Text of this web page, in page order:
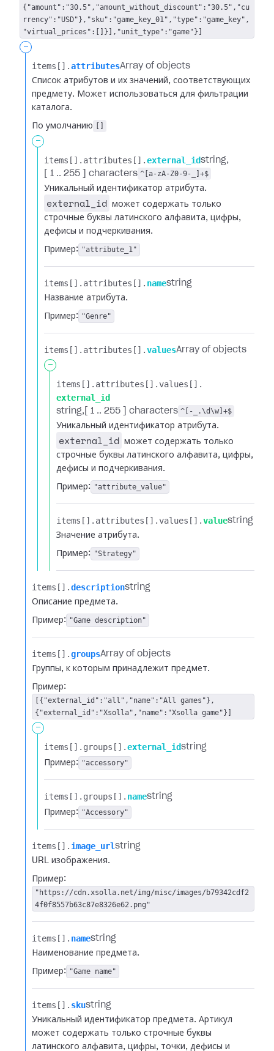
{"amount":"30.5","amount_without_discount":"30.5","cu
rrency":"USD"},"sku":"game_key_01","type":"game_key",
"virtual_prices":[]}],"unit_type":"game"}]
-
items[].​attributesArray of objects
Список атрибутов и их значений, соответствующих
предмету. Может использоваться для фильтрации
каталога.
По умолчанию
-
items[].​ attributes[].​external_idstring
[ 1 .. 255 ] characters ^[a-zA-Z0-9-_]+$
Уникальный идентификатор атрибута.
external_id может содержать только
строчные буквы латинского алфавита, цифры,
дефисы и подчеркивания.
Пример: "attribute_1"
items[].​ attributes[].​ namestring
Название атрибута.
Пример: "Genre"
items[].​ attributes[].​valuesArray of objects
-
items[].​ attributes[].​values[].​
external_id
string [ 1 .. 255 ] characters ^[-_.\d\w]+$
Уникальный идентификатор атрибута.
external_id может содержать только
строчные буквы латинского алфавита, цифры,
дефисы и подчеркивания.
Пример: "attribute_value"
items[].​ attributes[].​values[].​valuestring
Значение атрибута.
Пример: "Strategy"
items[].​descriptionstring
Описание предмета.
Пример: "Game description"
items[].​groupsArray of objects
Группы, к которым принадлежит предмет.
Пример:
[{"external_id":"all","name":"All games"},
{"external_id":"Xsolla","name":"Xsolla game"}]
-
items[].​ groups[].​external_idstring
Пример: "accessory"
items[].​ groups[].​ namestring
Пример: "Accessory"
items[].​ image_urlstring
URL изображения.
Пример:
"https://cdn.xsolla.net/img/misc/images/b79342cdf2
4f0f8557b63c87e8326e62.png"
items[].​ namestring
Наименование предмета.
Пример: "Game name"
items[].​ skustring
Уникальный идентификатор предмета. Артикул
может содержать только строчные буквы
латинского алфавита, цифры, точки, дефисы и